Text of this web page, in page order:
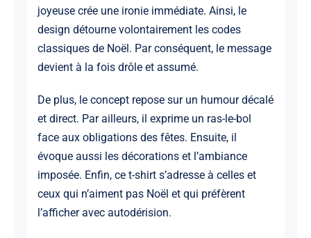
joyeuse crée une ironie immédiate. Ainsi, le
design détourne volontairement les codes
classiques de Noël. Par conséquent, le message
devient à la fois drôle et assumé.
De plus, le concept repose sur un humour décalé
et direct. Par ailleurs, il exprime un ras-le-bol
face aux obligations des fêtes. Ensuite, il
évoque aussi les décorations et l’ambiance
imposée. Enfin, ce t-shirt s’adresse à celles et
ceux qui n’aiment pas Noël et qui préfèrent
l’afficher avec autodérision.